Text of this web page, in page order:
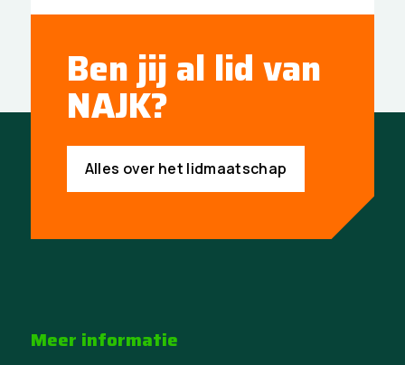
Ben jij al lid van
NAJK?
Alles over het lidmaatschap
Meer informatie